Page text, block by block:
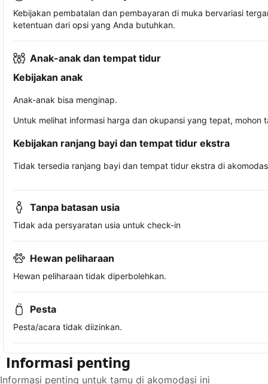
Kebijakan pembatalan dan pembayaran di muka bervariasi
ketentuan dari opsi yang Anda butuhkan.
Anak-anak dan tempat tidur
Kebijakan anak
Anak-anak bisa menginap.
Untuk melihat informasi harga dan okupansi yang tepat,
Kebijakan ranjang bayi dan tempat tidur ekstra
Tidak tersedia ranjang bayi dan tempat tidur ekstra di
Tanpa batasan usia
Tidak ada persyaratan usia untuk check-in
Hewan peliharaan
Hewan peliharaan tidak diperbolehkan.
Pesta
Pesta/acara tidak diizinkan.
Informasi penting
Informasi penting untuk tamu di akomodasi ini